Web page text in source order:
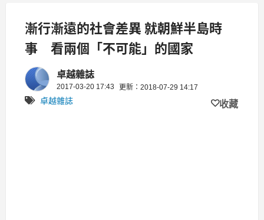
漸行漸遠的社會差異 就朝鮮半島時
事 看兩個「不可能」的國家
卓越雜誌
2017-03-20 17:43 更新：2018-07-29 14:17
卓越雜誌 收藏